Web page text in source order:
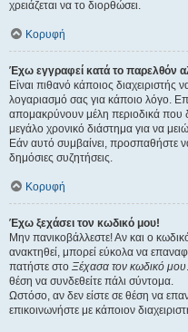
χρειάζεται να το διορθώσει.
Κορυφή
Έχω εγγραφεί κατά το παρελθόν
Είναι πιθανό κάποιος
λογαριασμό σας για κάποιο λόγο.
απομακρύνουν μέλη περιοδικά που
μεγάλο χρονικό διάστημα για να
Εάν αυτό συμβαίνει, προσπαθήστε
δημόσιες συζητήσεις.
Κορυφή
Έχω ξεχάσει τον κωδικό μου!
Μην πανικοβάλλεστε! Αν και ο
ανακτηθεί, μπορεί εύκολα να
πατήστε στο Ξέχασα τον κωδικό μου
θέση να συνδεθείτε πάλι σύντομα.
Ωστόσο, αν δεν είστε σε θέση να
επικοινωνήστε με κάποιον